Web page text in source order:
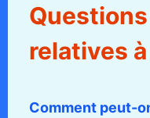
relatives
Comment peut-